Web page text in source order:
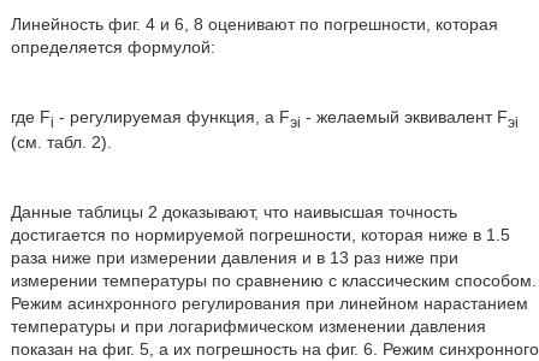
Линейность фиг. 4 и 6, 8 оценивают по погрешности, которая
определяется формулой:
где Fi - регулируемая функция, a Fэi - желаемый эквивалент Fэi
(см. табл. 2).
Данные таблицы 2 доказывают, что наивысшая точность
достигается по нормируемой погрешности, которая ниже в 1.5
раза ниже при измерении давления и в 13 раз ниже при
измерении температуры по сравнению с классическим способом.
Режим асинхронного регулирования при линейном нарастанием
температуры и при логарифмическом изменении давления
показан на фиг. 5, а их погрешность на фиг. 6. Режим синхронного